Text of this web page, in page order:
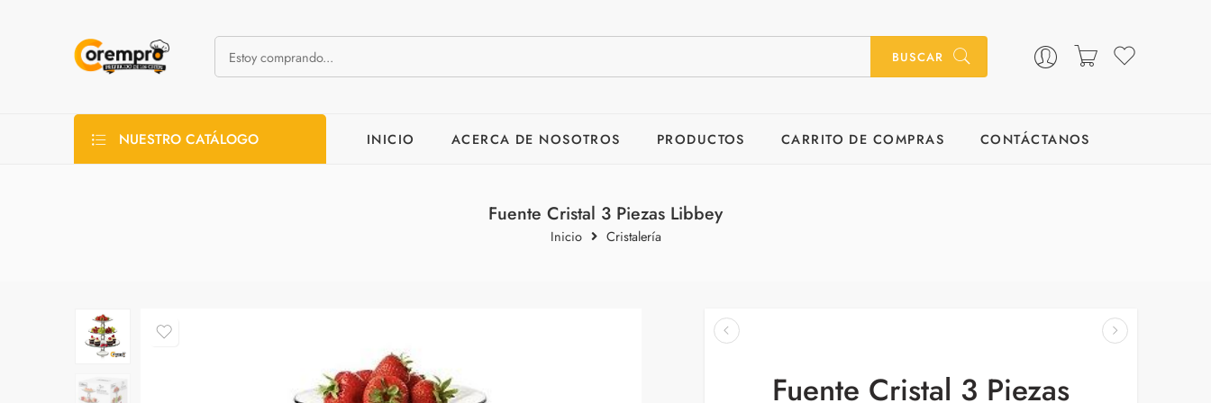
BUSCAR
NUESTRO CATÁLOGO INICIO ACERCA DE NOSOTROS PRODUCTOS CARRITO DE COMPRAS CONTÁCTANOS
Fuente Cristal 3 Piezas Libbey
Inicio Cristalería
Fuente Cristal 3 Piezas